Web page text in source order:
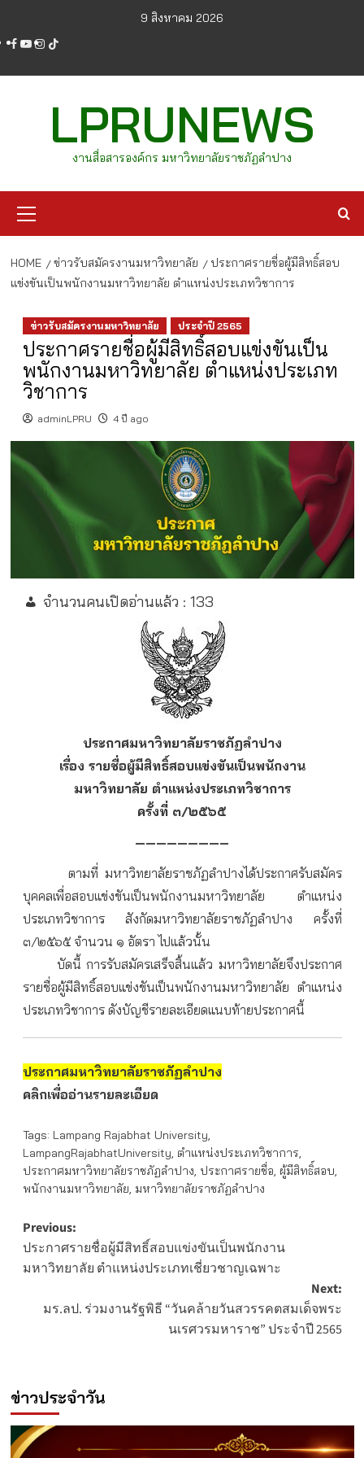
content
9 สิงหาคม 2026
facebook
youtube
instagram
tiktok
LPRUNEWS
งานสื่อสารองค์กร มหาวิทยาลัยราชภัฏลำปาง
Menu
HOME ข่าวรับสมัครงานมหาวิทยาลัย
ประกาศรายชื่อผู้มีสิทธิ์สอบ
แข่งขันเป็นพนักงานมหาวิทยาลัย ตำแหน่งประเภทวิชาการ
ข่าวรับสมัครงานมหาวิทยาลัย ประจำปี 2565
ประกาศรายชื่อผู้มีสิทธิ์สอบแข่งขันเป็น
พนักงานมหาวิทยาลัย ตำแหน่งประเภท
วิชาการ
adminLPRU 4 ปี ago
จำนวนคนเปิดอ่านแล้ว : 133
ประกาศมหาวิทยาลัยราชภัฏลำปาง
เรื่อง รายชื่อผู้มีสิทธิ์สอบแข่งขันเป็นพนักงาน
มหาวิทยาลัย ตำแหน่งประเภทวิชาการ
ครั้งที่ ๓/๒๕๖๕
————————–
ตามที่ มหาวิทยาลัยราชภัฏลำปางได้ประกาศรับสมัคร
บุคคลเพื่อสอบแข่งขันเป็นพนักงานมหาวิทยาลัย ตำแหน่ง
ประเภทวิชาการ สังกัดมหาวิทยาลัยราชภัฏลำปาง ครั้งที่
๓/๒๕๖๕ จำนวน ๑ อัตรา ไปแล้วนั้น
บัดนี้ การรับสมัครเสร็จสิ้นแล้ว มหาวิทยาลัยจึงประกาศ
รายชื่อผู้มีสิทธิ์สอบแข่งขันเป็นพนักงานมหาวิทยาลัย ตำแหน่ง
ประเภทวิชาการ ดังบัญชีรายละเอียดแนบท้ายประกาศนี้
ประกาศมหาวิทยาลัยราชภัฏลำปาง
คลิกเพื่ออ่านรายละเอียด
Tags: Lampang Rajabhat University,
LampangRajabhatUniversity, ตำแหน่งประเภทวิชาการ,
ประกาศมหาวิทยาลัยราชภัฏลำปาง, ประกาศรายชื่อ, ผู้มีสิทธิ์สอบ,
พนักงานมหาวิทยาลัย, มหาวิทยาลัยราชภัฏลำปาง
Post
navigation
Previous:
ประกาศรายชื่อผู้มีสิทธิ์สอบแข่งขันเป็นพนักงาน
มหาวิทยาลัย ตำแหน่งประเภทเชี่ยวชาญเฉพาะ
Next:
มร.ลป. ร่วมงานรัฐพิธี “วันคล้ายวันสวรรคตสมเด็จพระ
นเรศวรมหาราช” ประจำปี 2565
ข่าวประจำวัน